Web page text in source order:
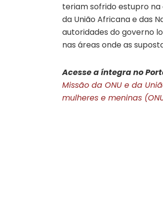
teriam sofrido estupro na
da União Africana e das
autoridades do governo
nas áreas onde as
Acesse a íntegra no
Missão da ONU e da
mulheres e meninas